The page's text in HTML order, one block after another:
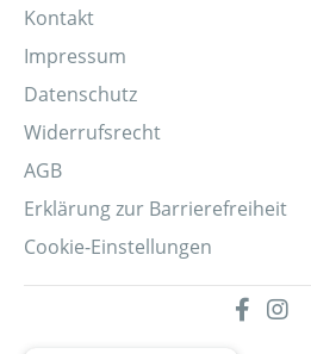
Kontakt
Impressum
Datenschutz
Widerrufsrecht
AGB
Erklärung zur Barrierefreiheit
Cookie-Einstellungen